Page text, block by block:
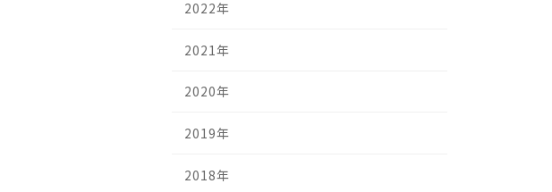
2022年
2021年
2020年
2019年
2018年